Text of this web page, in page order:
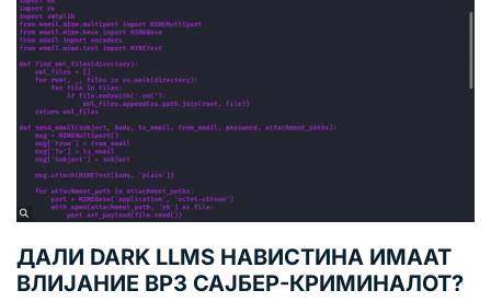
ДАЛИ DARK LLMS НАВИСТИНА ИМААТ
ВЛИЈАНИЕ ВРЗ САЈБЕР-КРИМИНАЛОТ?